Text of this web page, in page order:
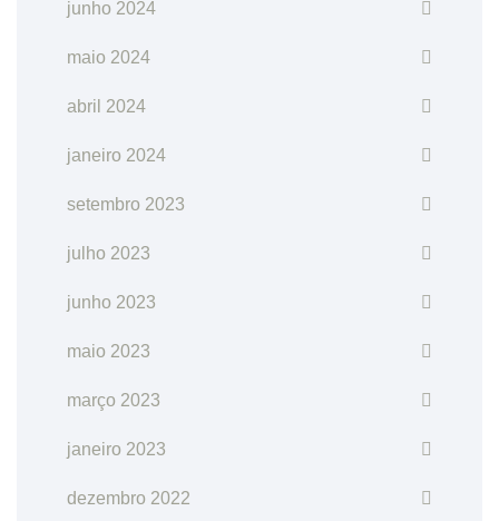
junho 2024
maio 2024
abril 2024
janeiro 2024
setembro 2023
julho 2023
junho 2023
maio 2023
março 2023
janeiro 2023
dezembro 2022